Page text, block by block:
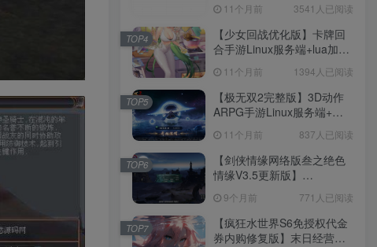
11个月前 3541人已阅读
【少女回战优化版】卡牌回
合手游Linux服务端+lua加解
权后台+安卓+架设教程
11个月前 1394人已阅读
TOP4
【极无双2完整版】3D动作
ARPG手游Linux服务端+全
+加解密工具+GM授权后台
+安卓+架设教程
11个月前 837人已阅读
TOP5
【剑侠情缘网络版叁之绝色
情缘V3.5更新版】
端+GM指令+PC客户端+架设
教程
9个月前 771人已阅读
TOP6
【疯狂水世界S6免授权代金
券内购修复版】末日经营生
TOP7